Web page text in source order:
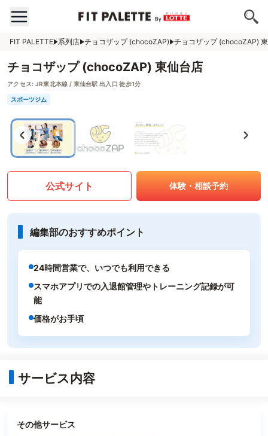
FIT PALETTE 系列店 チョコザップ (chocoZAP) チョコザップ (chocoZAP)
チョコザップ (chocoZAP) 東仙台店
アクセス: JR東北本線 / 東仙台駅 出入口 徒歩1分
スポーツジム
公式サイト 体験・相談予約
編集部のおすすめポイント
24時間営業で、いつでも利用できる
スマホアプリでの入退館管理やトレーニング記録が可
能
価格がお手頃
サービス内容
その他サービス